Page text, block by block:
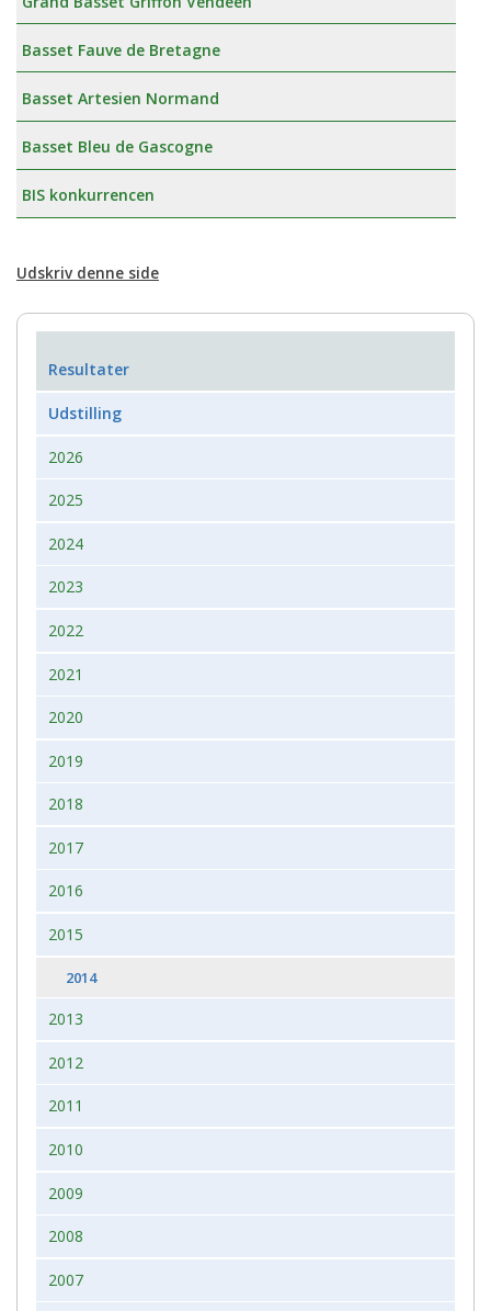
Basset Fauve de Bretagne
Basset Artesien Normand
Basset Bleu de Gascogne
BIS konkurrencen
Udskriv denne side
Resultater
Udstilling
2026
2025
2024
2023
2022
2021
2020
2019
2018
2017
2016
2015
2014
2013
2012
2011
2010
2009
2008
2007